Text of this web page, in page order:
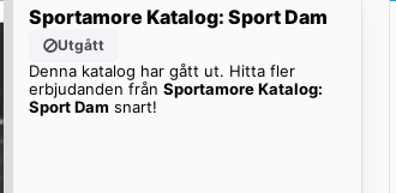
Sportamore Katalog: Sport Dam
Utgått
Denna katalog har gått ut. Hitta fler
erbjudanden frånSportamore Katalog:
Sport Dam snart!